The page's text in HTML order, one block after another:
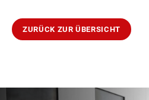
ZURÜCK ZUR ÜBERSICHT